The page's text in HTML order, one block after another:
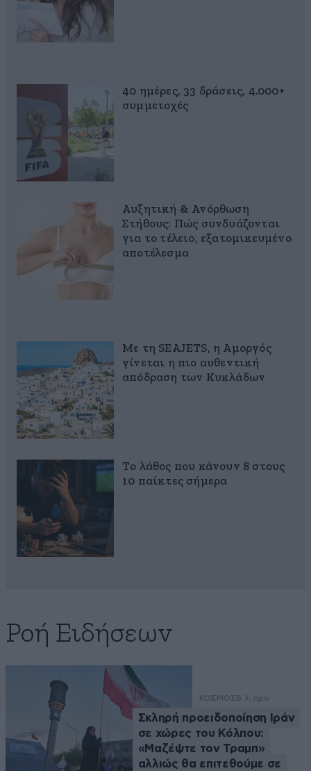
40 ημέρες, 33 δράσεις, 4.000+
συμμετοχές
Αυξητική & Ανόρθωση
Στήθους: Πώς συνδυάζονται
για το τέλειο, εξατομικευμένο
αποτέλεσμα
Με τη SEAJETS, η Αμοργός
γίνεται η πιο αυθεντική
απόδραση των Κυκλάδων
Το λάθος που κάνουν 8 στους
10 παίκτες σήμερα
Ροή Ειδήσεων
ΚΟΣΜΟΣ8 λ. πριν
Σκληρή προειδοποίηση Ιράν
σε χώρες του Κόλπου:
«Μαζέψτε τον Τραμπ»
αλλιώς θα επιτεθούμε σε